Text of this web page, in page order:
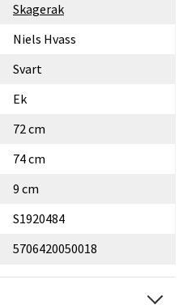
Skagerak
Niels Hvass
Svart
Ek
72 cm
74 cm
9 cm
S1920484
5706420050018